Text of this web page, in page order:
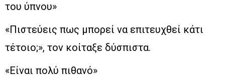
του ύπνου»
«Πιστεύεις πως μπορεί να επιτευχθεί κάτι
τέτοιο;», τον κοίταξε δύσπιστα.
«Είναι πολύ πιθανό»